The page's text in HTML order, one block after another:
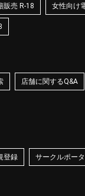
販売 R-18 女性向け
店舗に関するQ&A
登録 サークルポー